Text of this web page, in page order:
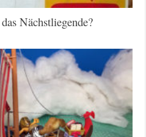
Nächstliegende?